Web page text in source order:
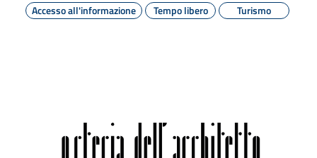
Accesso all'informazione
Tempo libero Turismo